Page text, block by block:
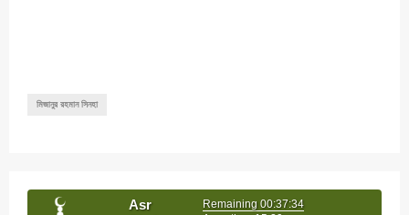
মিজানুর রহমান সিনহা